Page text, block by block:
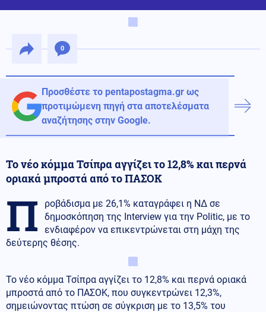
0
Προσθέστε το pentapostagma.gr ως
προτιμώμενη πηγή στα αποτελέσματα
αναζήτησης στην Google.
Το νέο κόμμα Τσίπρα αγγίζει το 12,8% και περνά
οριακά μπροστά από το ΠΑΣΟΚ
Π
ροβάδισμα με 26,1% καταγράφει η ΝΔ σε
δημοσκόπηση της Interview για την Politic, με το
ενδιαφέρον να επικεντρώνεται στη μάχη της
δεύτερης θέσης.
Το νέο κόμμα Τσίπρα αγγίζει το 12,8% και περνά οριακά
μπροστά από το ΠΑΣΟΚ, που συγκεντρώνει 12,3%,
σημειώνοντας πτώση σε σύγκριση με το 13,5% του